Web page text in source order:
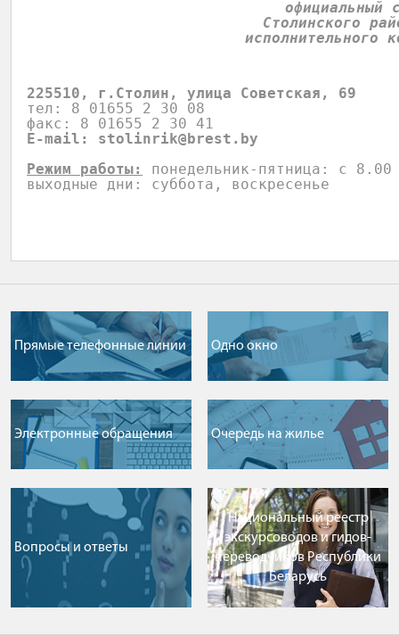
официальный
Столинского
исполнительного
225510, г.Столин, улица Советская, 69
тел: 8 01655 2 30 08
факс: 8 01655 2 30 41
E-mail: stolinrik@brest.by
Режим работы:
понедельник-пятница: с
выходные дни: суббота, воскресенье
Прямые телефонные линии Одно окно
Электронные обращения Очередь на жилье
Вопросы и ответы
Национальный реестр
экскурсоводов и гидов-
переводчиков Республики
Беларусь